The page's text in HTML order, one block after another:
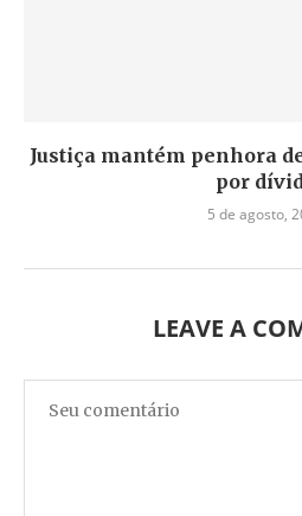
Justiça mantém penhora
por
5 de agosto,
LEAVE A